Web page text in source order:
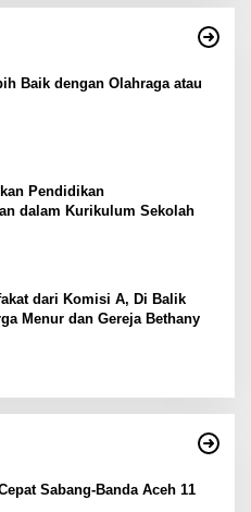
Baik dengan Olahraga atau
Pendidikan
dalam Kurikulum Sekolah
dari Komisi A, Di Balik
Menur dan Gereja Bethany
Sabang-Banda Aceh 11